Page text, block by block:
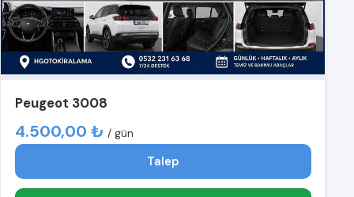
Peugeot 3008
4.500,00 ₺ / gün
Talep